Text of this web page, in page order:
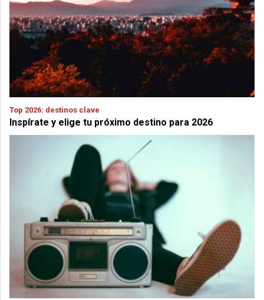
Top 2026: destinos clave
Inspírate y elige tu próximo destino para 2026